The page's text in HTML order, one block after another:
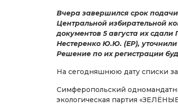
Вчера завершился срок
Центральной избирательной
документов 5 августа их
Нестеренко Ю.Ю. (ЕР),
Решение по их регистрации
На сегодняшнюю дату списки
Симферопольский
экологическая партия